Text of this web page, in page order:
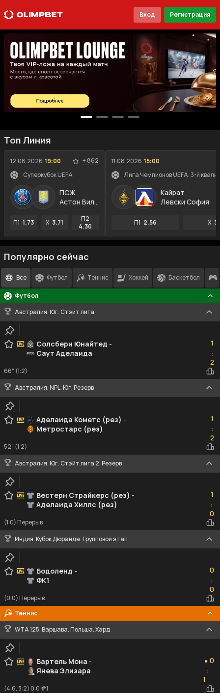
Вход Регистрация
Топ Линия
12.08.2026 19:00 +862
Суперкубок UEFA
ПСЖ
Астон Вилла
П1 1.73 X 3.71
П2
4.30
11.08.2026 15:00
Лига Чемпионов UEFA. 3-й
Кайрат
Левски София
П1 2.56 X
Популярно сейчас
Все Футбол Теннис Хоккей Баскетбол
Футбол
Австралия. Юг. Стэйт лига
Солсбери Юнайтeд -
Саут Аделаида
1
:2
2
66" (1:2)
Австралия. NPL. Юг. Резерв
Аделаида Кометс (рез) -
Метростарс (рез)
1
:2
2
52" (1:2)
Австралия. Юг. Стэйт лига 2. Резерв
Вестерн Страйкерс (рез) -
Аделаида Хиллс (рез)
1
:0
0
(1:0) Перерыв
Индия. Кубок Дюранда. Групповой этап
Бодоленд -
ФК1
0
:0
0
(0:0) Перерыв
Теннис
WTA 125. Варшава. Польша. Хард
Бартель Мона -
Янева Элизара
● 0
:
1
(4:6, 3:2) 0:0 #1